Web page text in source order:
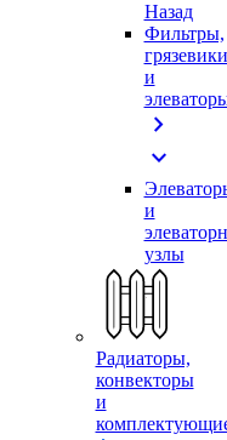
Назад
Фильтры,
грязевики
и
chevron_right
expand_more
и
узлы
Радиаторы,
конвекторы
и